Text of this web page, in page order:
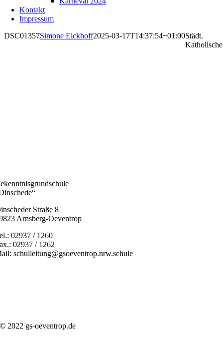
Kontakt
Impressum
DSC01357Simone Eickhoff2025-03-17T14:37:54+01:00Städt.
Katholische
Straße 8
Arnsberg-Oeventrop
02937 / 1260
02937 / 1262
schulleitung@gsoeventrop.nrw.schule
© 2022 gs-oeventrop.de